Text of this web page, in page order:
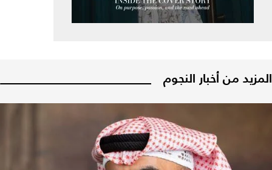
المزيد من أخبار النجوم